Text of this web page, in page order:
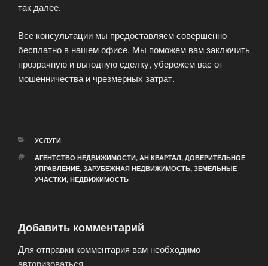
так далее.
Все консультации мы предоставляем совершенно
бесплатно в нашем офисе. Мы поможем вам заключить
прозрачную и выгодную сделку, убережем вас от
мошенничества и чрезмерных затрат.
РУБРИКИ
УСЛУГИ
МЕТКИ
АГЕНТСТВО НЕДВИЖИМОСТИ, АН КВАРТАЛ, ДОВЕРИТЕЛЬНОЕ
УПРАВЛЕНИЕ, ЗАРУБЕЖНАЯ НЕДВИЖИМОСТЬ, ЗЕМЕЛЬНЫЕ
УЧАСТКИ, НЕДВИЖИМОСТЬ
Добавить комментарий
Для отправки комментария вам необходимо
авторизоваться